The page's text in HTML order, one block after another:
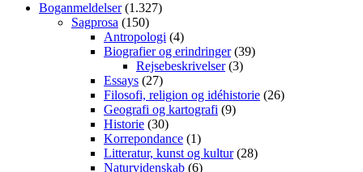
Boganmeldelser(1.327)
Sagprosa (150)
Antropologi (4)
Biografier og erindringer(39)
Rejsebeskrivelser(3)
Essays (27)
Filosofi, religion og idéhistorie (26)
Geografi og kartografi (9)
Historie (30)
Korrepondance (1)
Litteratur, kunst og kultur(28)
Naturvidenskab (6)